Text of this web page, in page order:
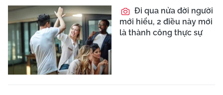
Đi qua nửa đời người
mới hiểu, 2 điều này mới
là thành công thực sự